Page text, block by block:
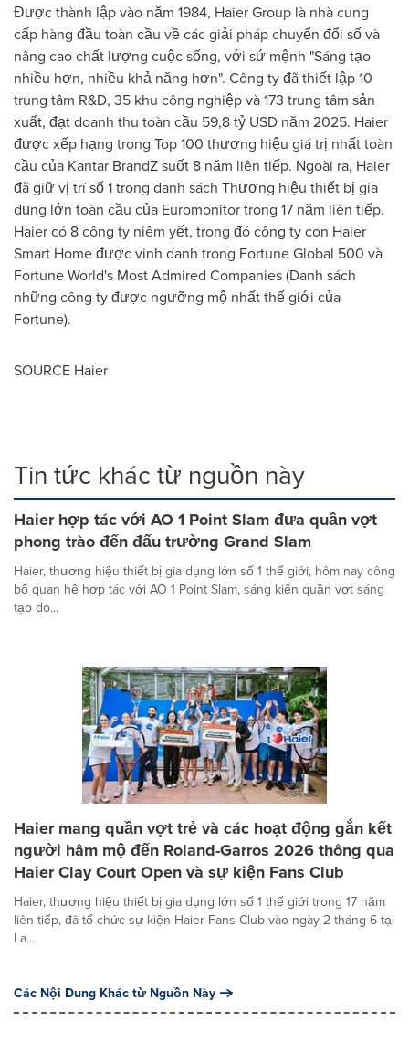
Được thành lập vào năm 1984, Haier Group là nhà cung
cấp hàng đầu toàn cầu về các giải pháp chuyển đổi số và
nâng cao chất lượng cuộc sống, với sứ mệnh "Sáng tạo
nhiều hơn, nhiều khả năng hơn". Công ty đã thiết lập 10
trung tâm R&D, 35 khu công nghiệp và 173 trung tâm sản
xuất, đạt doanh thu toàn cầu 59,8 tỷ USD năm 2025. Haier
được xếp hạng trong Top 100 thương hiệu giá trị nhất toàn
cầu của Kantar BrandZ suốt 8 năm liên tiếp. Ngoài ra, Haier
đã giữ vị trí số 1 trong danh sách Thương hiệu thiết bị gia
dụng lớn toàn cầu của Euromonitor trong 17 năm liên tiếp.
Haier có 8 công ty niêm yết, trong đó công ty con Haier
Smart Home được vinh danh trong Fortune Global 500 và
Fortune World's Most Admired Companies (Danh sách
những công ty được ngưỡng mộ nhất thế giới của
Fortune).
SOURCE Haier
Tin tức khác từ nguồn này
Haier hợp tác với AO 1 Point Slam đưa quần vợt
phong trào đến đấu trường Grand Slam
Haier, thương hiệu thiết bị gia dụng lớn số 1 thế giới, hôm nay công
bố quan hệ hợp tác với AO 1 Point Slam, sáng kiến quần vợt sáng
tạo do...
Haier mang quần vợt trẻ và các hoạt động gắn kết
người hâm mộ đến Roland-Garros 2026 thông qua
Haier Clay Court Open và sự kiện Fans Club
Haier, thương hiệu thiết bị gia dụng lớn số 1 thế giới trong 17 năm
liên tiếp, đã tổ chức sự kiện Haier Fans Club vào ngày 2 tháng 6 tại
La...
Các Nội Dung Khác từ Nguồn Này